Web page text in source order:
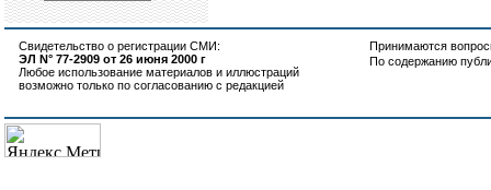
Свидетельство о регистрации СМИ:
ЭЛ N° 77-2909 от 26 июня 2000 г
Любое использование материалов и иллюстраций
возможно только по согласованию с редакцией
Принимаются
По содержанию